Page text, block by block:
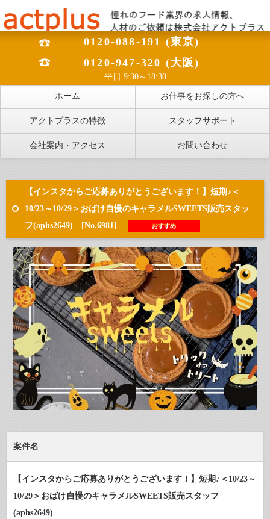
0120-088-191 (東京)
0120-947-320 (大阪)
平日 9:30～18:30
ホーム お仕事をお探しの方へ
アクトプラスの特徴 スタッフサポート
会社案内・アクセス お問い合わせ
【インスタからご応募ありがとうございます！】短期♪＜
10/23～10/29＞おばけ自慢のキャラメルSWEETS販売スタッ
フ(aphs2649) [No.6981]
おすすめ
案件名
【インスタからご応募ありがとうございます！】短期♪＜10/23～
10/29＞おばけ自慢のキャラメルSWEETS販売スタッフ
(aphs2649)